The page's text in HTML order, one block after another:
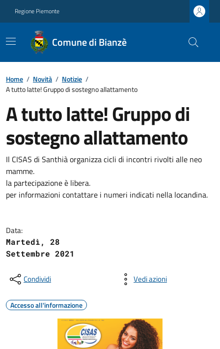
Regione Piemonte
Comune di Bianzè
Home / Novità / Notizie /
A tutto latte! Gruppo di sostegno allattamento
A tutto latte! Gruppo di
sostegno allattamento
Il CISAS di Santhià organizza cicli di incontri rivolti alle neo
mamme.
la partecipazione è libera.
per informazioni contattare i numeri indicati nella locandina.
Data:
Martedì, 28
Settembre 2021
Condividi Vedi azioni
Accesso all'informazione